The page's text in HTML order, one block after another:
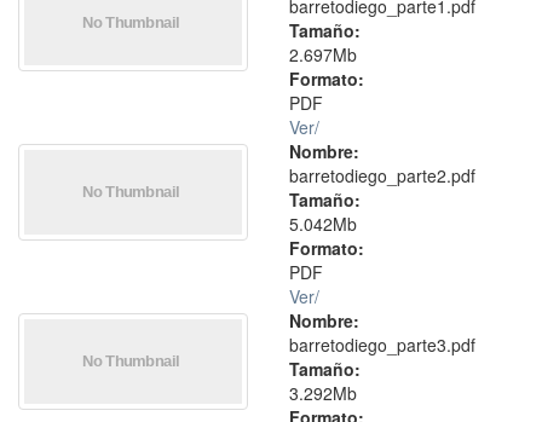
barretodiego_parte1.pdf
Tamaño:
2.697Mb
Formato:
PDF
Ver/
Nombre:
barretodiego_parte2.pdf
Tamaño:
5.042Mb
Formato:
PDF
Ver/
Nombre:
barretodiego_parte3.pdf
Tamaño:
3.292Mb
Formato: